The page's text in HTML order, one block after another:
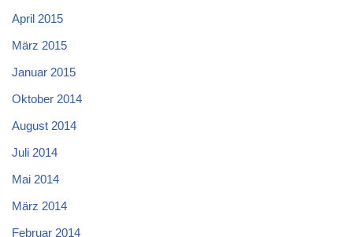
April 2015
März 2015
Januar 2015
Oktober 2014
August 2014
Juli 2014
Mai 2014
März 2014
Februar 2014